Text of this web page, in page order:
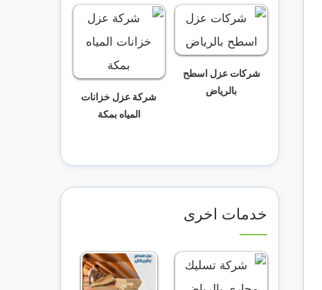
شركات عزل اسطح
بالرياض
شركة عزل خزانات
المياه بمكة
خدمات اخرى